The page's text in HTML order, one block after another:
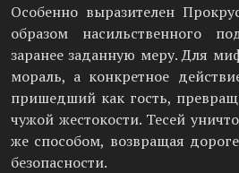
Особенно выразителен
образом насильственного
заранее заданную меру. Для
мораль, а конкретное
пришедший как гость,
чужой жестокости. Тесей
же способом, возвращая
безопасности.